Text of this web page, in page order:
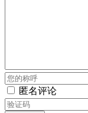
匿名评论